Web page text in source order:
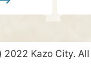
Kazo City.